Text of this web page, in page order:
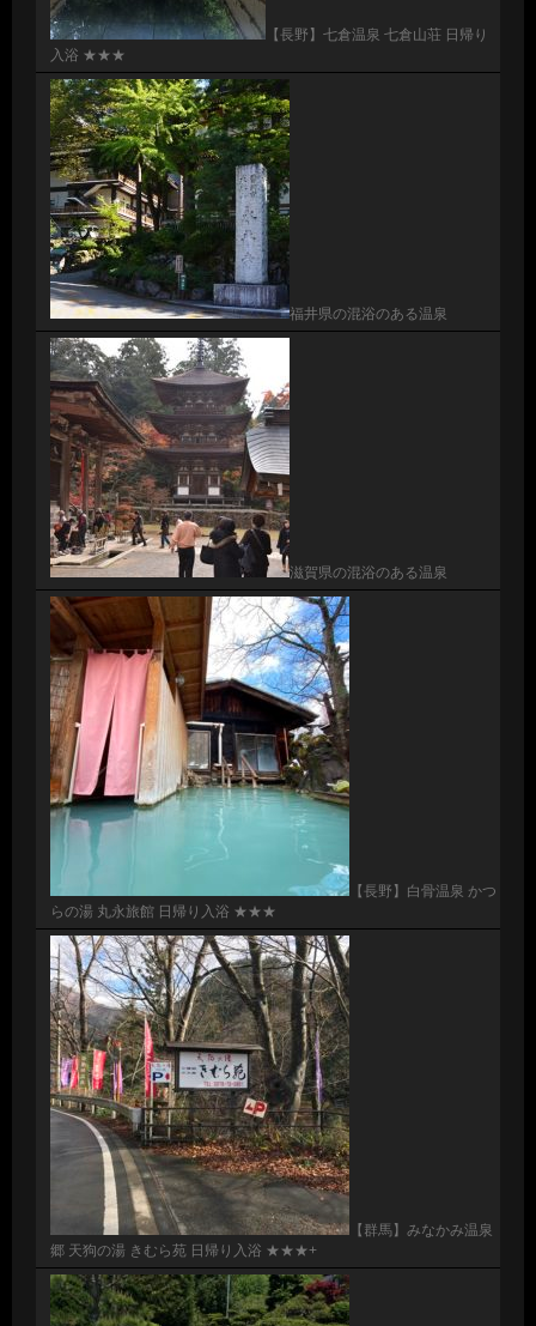
【長野】七倉温泉 七倉山荘 日帰り
入浴 ★★★
福井県の混浴のある温泉
滋賀県の混浴のある温泉
【長野】白骨温泉 かつ
らの湯 丸永旅館 日帰り入浴 ★★★
【群馬】みなかみ温泉
郷 天狗の湯 きむら苑 日帰り入浴 ★★★+